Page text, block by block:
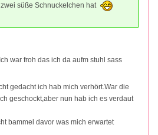
süße Schnuckelchen hat
Ich war froh das ich da aufm stuhl sass
gedacht ich hab mich verhört.War die
geschockt,aber nun hab ich es verdaut
bammel davor was mich erwartet